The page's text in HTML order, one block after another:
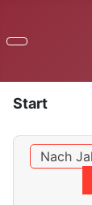
Start
Nach